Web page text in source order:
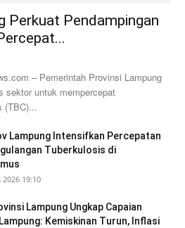
Perkuat Pendampingan
– Pemerintah Provinsi Lampung
sektor untuk mempercepat
(TBC)...
Lampung Intensifkan Percepatan
Tuberkulosis di
19:10
Lampung Ungkap Capaian
Kemiskinan Turun, Inflasi